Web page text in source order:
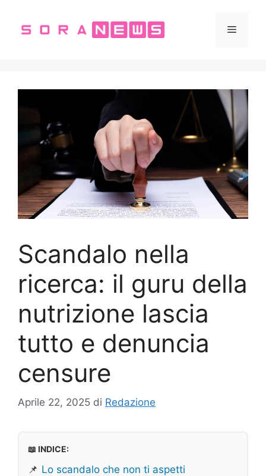
contenuto
Menu
Scandalo nella
ricerca: il guru della
nutrizione lascia
tutto e denuncia
censure
Aprile 22, 2025 di Redazione
📖 INDICE:
📌 Lo scandalo che non ti aspetti